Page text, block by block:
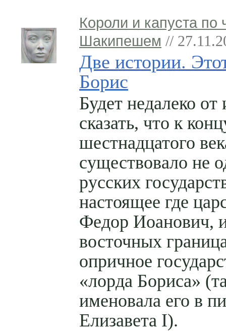
Короли и капуста по
Шакипешем //
Две истории.
Борис
Будет недалеко
сказать, что к
шестнадцатого
существовало не
русских
настоящее где
Федор Иоанович,
восточных
опричное
«лорда Бориса»
именовала его в
Елизавета I).